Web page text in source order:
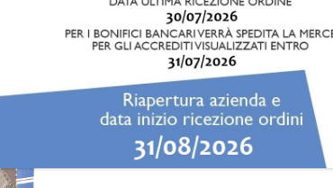
Paste di Meliga
Ogni pacchetto
Adatti per una
salvaspazio, quindi si
disposizione una